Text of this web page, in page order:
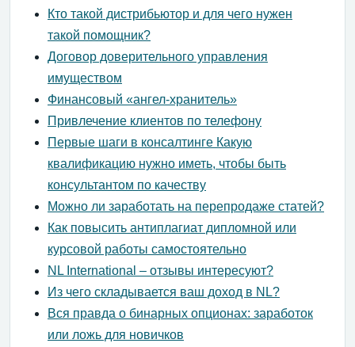
Кто такой дистрибьютор и для чего нужен
такой помощник?
Договор доверительного управления
имуществом
Финансовый «ангел-хранитель»
Привлечение клиентов по телефону
Первые шаги в консалтинге Какую
квалификацию нужно иметь, чтобы быть
консультантом по качеству
Можно ли заработать на перепродаже статей?
Как повысить антиплагиат дипломной или
курсовой работы самостоятельно
NL International – отзывы интересуют?
Из чего складывается ваш доход в NL?
Вся правда о бинарных опционах: заработок
или ложь для новичков